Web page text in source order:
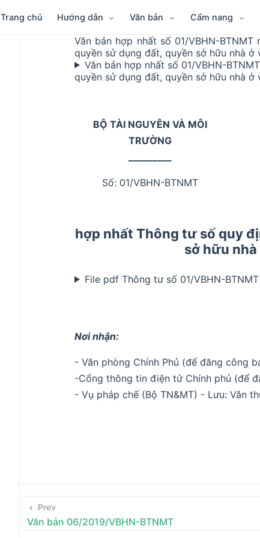
Trang chủ Hướng dẫn Văn bản Cẩm nang
Văn bản hợp nhất số 01/VBHN-
quyền sử dụng đất, quyền sở hữu nhà
Văn bản hợp nhất số 01/VBHN-
quyền sử dụng đất, quyền sở hữu nhà
BỘ TÀI NGUYÊN VÀ MÔI
TRƯỜNG
Số: 01/VBHN-BTNMT
hợp nhất Thông tư số quy
sở hữu
File pdf Thông tư số 01/VBHN-
Nơi nhận:
- Văn phòng Chính Phủ (để đăng công
-Cổng thông tin điện tử Chính phủ (để
- Vụ pháp chế (Bộ TN&MT) - Lưu: Văn
Prev
Văn bản 06/2019/VBHN-BTNMT